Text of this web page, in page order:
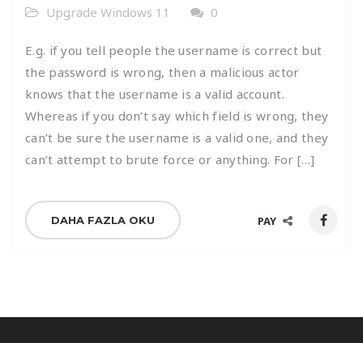
Upgrade Windows 11
0
E.g. if you tell people the username is correct but
the password is wrong, then a malicious actor
knows that the username is a valid account.
Whereas if you don’t say which field is wrong, they
can’t be sure the username is a valid one, and they
can’t attempt to brute force or anything. For […]
DAHA FAZLA OKU PAY